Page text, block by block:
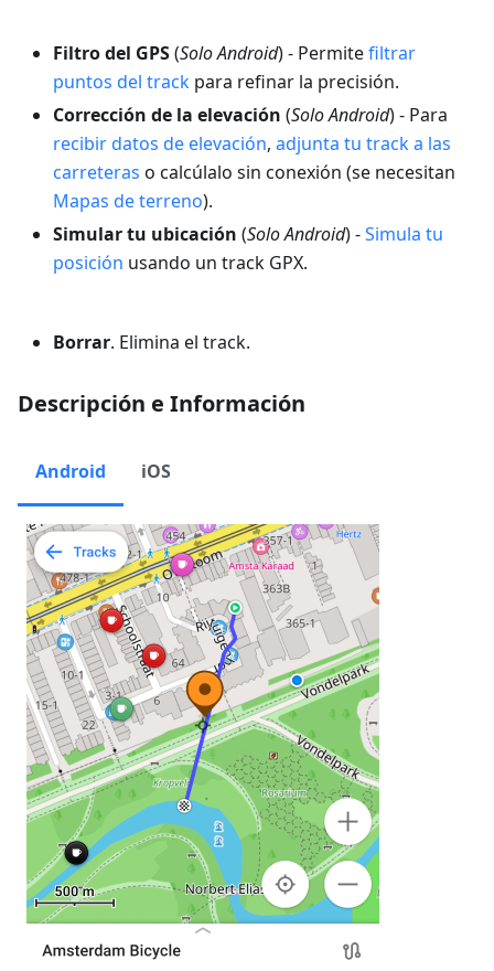
Filtro del GPS(Solo Android) - Permitefiltrar
puntos del track para refinar la precisión.
Corrección de la elevación (Solo Android) - Para
recibir datos de elevación, adjunta tu track a las
carreteras o calcúlalo sin conexión (se necesitan
Mapas de terreno).
Simular tu ubicación (Solo Android) -Simula tu
posición usando un track GPX.
Borrar. Elimina el track.
Descripción e Información
Android iOS